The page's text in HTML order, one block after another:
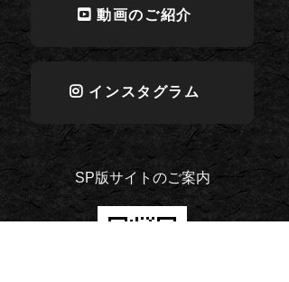
動画のご紹介
インスタグラム
SP版サイトのご案内